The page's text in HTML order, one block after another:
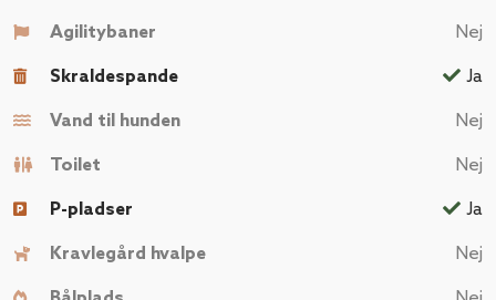
Agilitybaner Nej
Skraldespande Ja
Vand til hunden Nej
Toilet Nej
P-pladser Ja
Kravlegård hvalpe Nej